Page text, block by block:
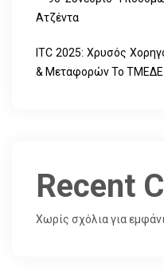
Ατζέντα
ITC 2025: Χρυσός
& Μεταφορών Το ΤΜΕΔΕ
Recent
Χωρίς σχόλια για